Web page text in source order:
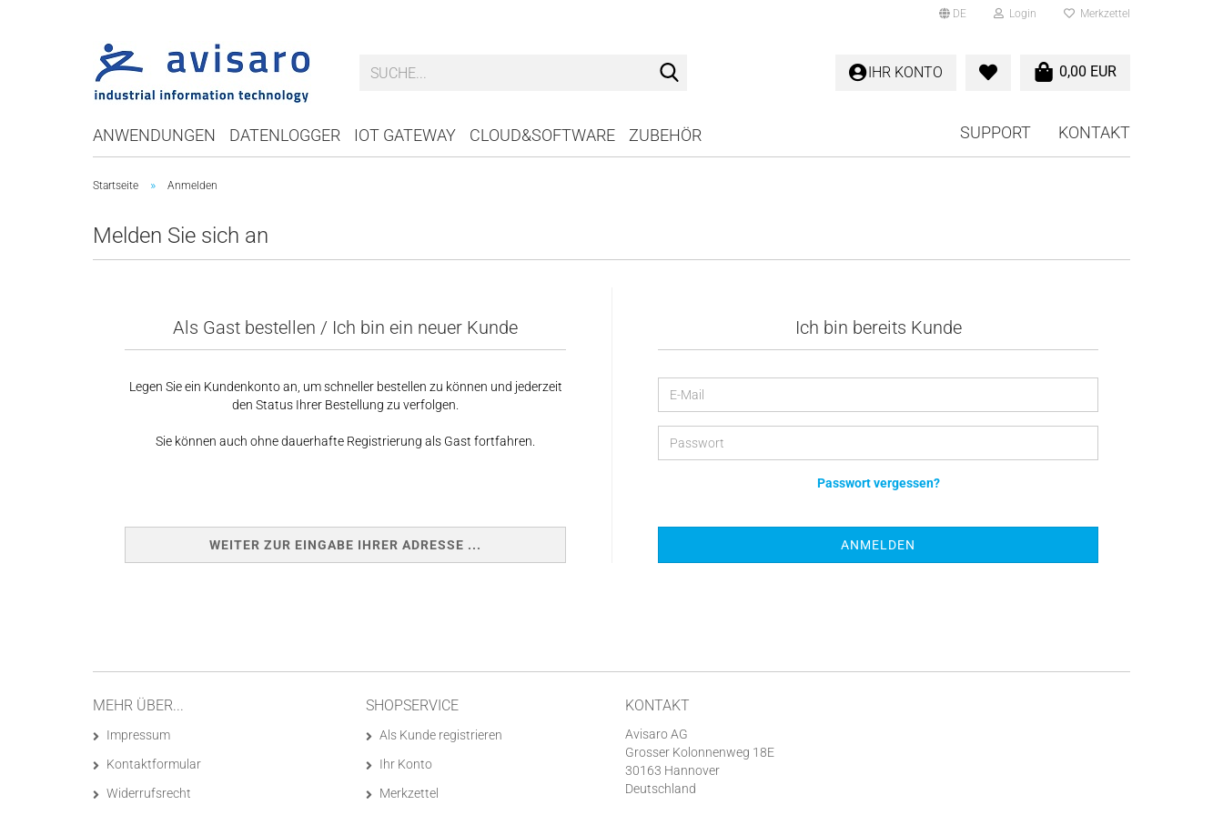
DE Login Merkzettel
0,00 EUR
IHR KONTO
ANWENDUNGEN DATENLOGGER IOT GATEWAY CLOUD&SOFTWARE ZUBEHÖR SUPPORT KONTAKT
Startseite » Anmelden
Melden Sie sich an
Als Gast bestellen / Ich bin ein neuer Kunde
Legen Sie ein Kundenkonto an, um schneller bestellen zu können und jederzeit
den Status Ihrer Bestellung zu verfolgen.
Sie können auch ohne dauerhafte Registrierung als Gast fortfahren.
WEITER ZUR EINGABE IHRER ADRESSE ...
Ich bin bereits Kunde
Passwort vergessen?
MEHR ÜBER...
Impressum
Kontaktformular
Widerrufsrecht
SHOPSERVICE
Als Kunde registrieren
Ihr Konto
Merkzettel
KONTAKT
Avisaro AG
Grosser Kolonnenweg 18E
30163 Hannover
Deutschland